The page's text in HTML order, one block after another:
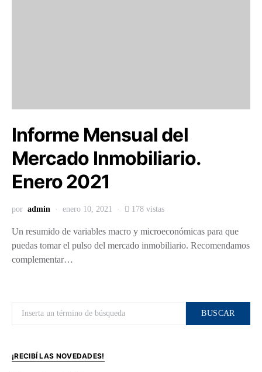
Informe Mensual del
Mercado Inmobiliario.
Enero 2021
por admin enero 10, 2021 178 vistas
Un resumido de variables macro y microeconómicas para que
puedas tomar el pulso del mercado inmobiliario. Recomendamos
complementar…
BUSCAR
¡RECIBÍ LAS NOVEDADES!